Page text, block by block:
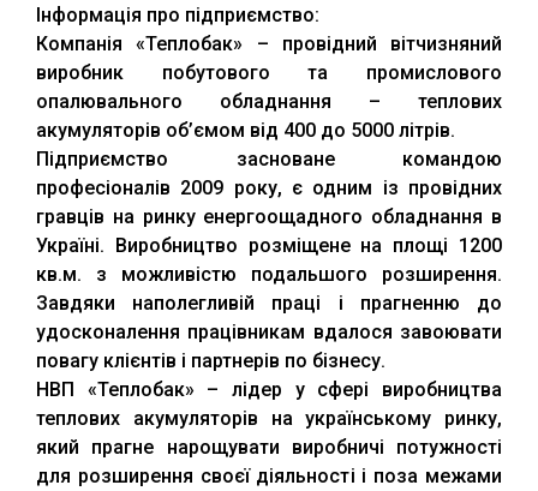
Інформація про підприємство:
Компанія «Теплобак» – провідний вітчизняний
виробник побутового та промислового
опалювального обладнання – теплових
акумуляторів об’ємом від 400 до 5000 літрів.
Підприємство засноване командою
професіоналів 2009 року, є одним із провідних
гравців на ринку енергоощадного обладнання в
Україні. Виробництво розміщене на площі 1200
кв.м. з можливістю подальшого розширення.
Завдяки наполегливій праці і прагненню до
удосконалення працівникам вдалося завоювати
повагу клієнтів і партнерів по бізнесу.
НВП «Теплобак» – лідер у сфері виробництва
теплових акумуляторів на українському ринку,
який прагне нарощувати виробничі потужності
для розширення своєї діяльності і поза межами